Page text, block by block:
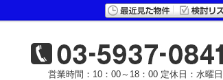
営業時間：10：00～18：00 定休日：水曜日